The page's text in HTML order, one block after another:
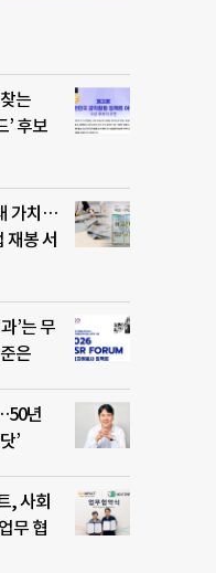
는
’ 후보
가치…
재봉 서
’는 무
은
년
’
, 사회
무 협